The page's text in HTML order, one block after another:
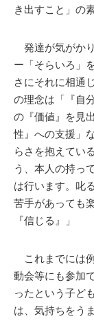
き出すこと」の
発達が気がか
ー「そらいろ」
さにそれに相通
の理念は「『自
の『価値』を見
性』への支援」
らさを抱えてい
う、本人の持っ
は行います。叱
苦手があっても
『信じる』」
これまでには
動会等にも参加
ったという子ど
は、気持ちをう